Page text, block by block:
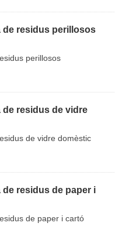
de residus perillosos
perillosos
de residus de vidre
de vidre domèstic
residus de paper i
de paper i cartó